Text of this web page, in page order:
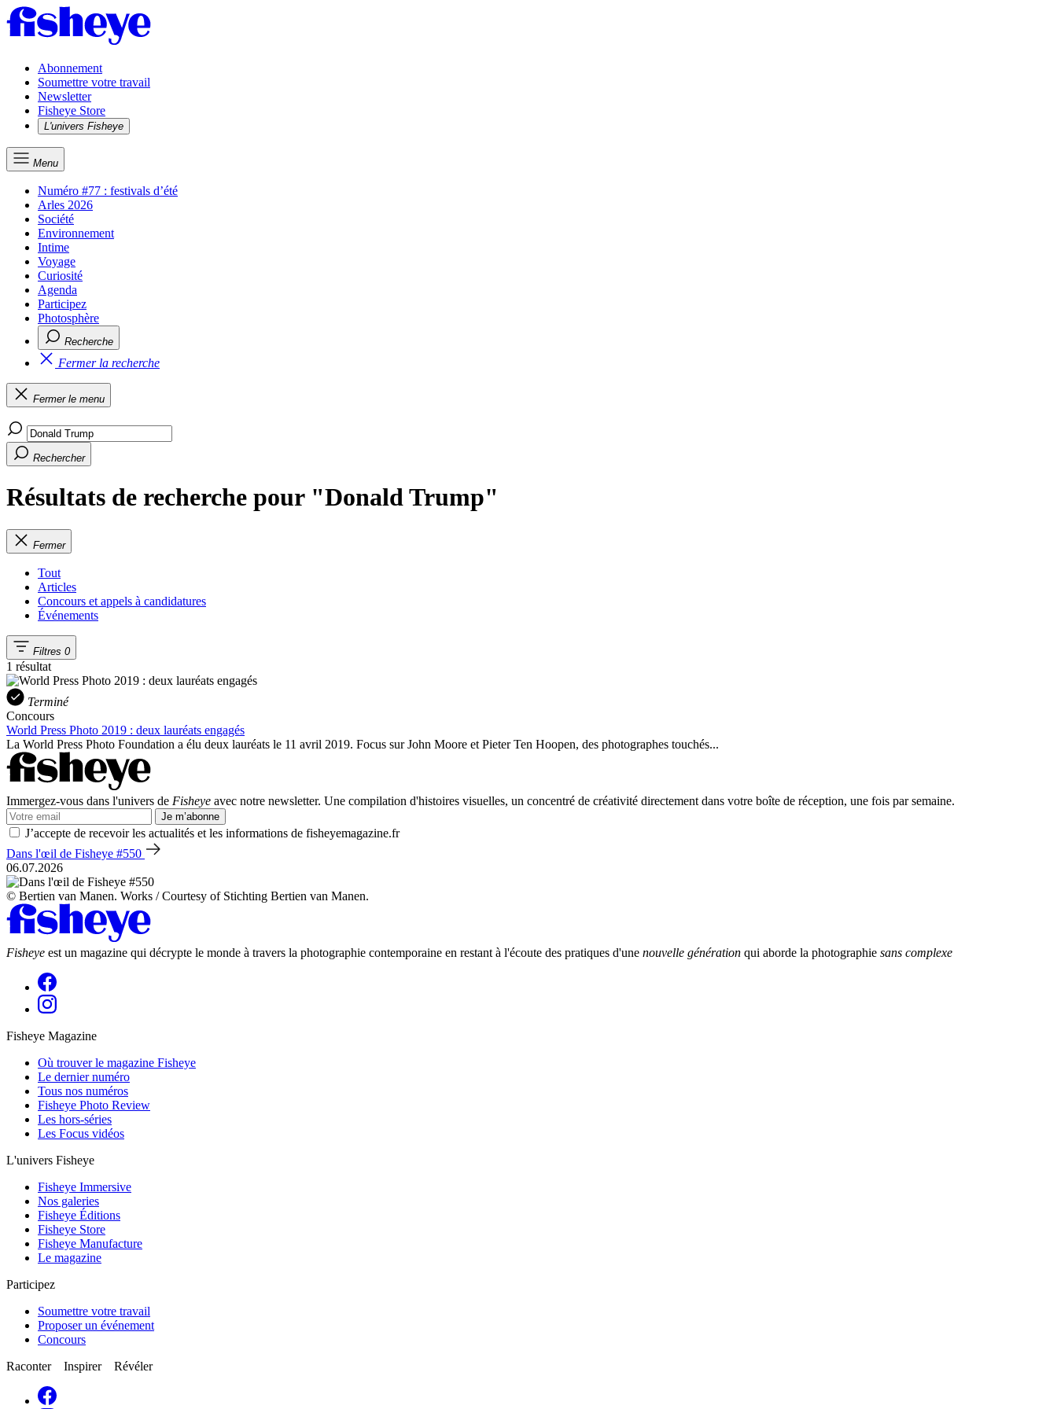
Abonnement
Soumettre votre travail
Newsletter
Fisheye Store
L'univers Fisheye
Menu
Numéro #77 : festivals d’été
Arles 2026
Société
Environnement
Intime
Voyage
Curiosité
Agenda
Participez
Photosphère
Recherche
Fermer la recherche
Fermer le menu
Rechercher
Résultats de recherche pour "Donald Trump"
Fermer
Tout
Articles
Concours et appels à candidatures
Événements
Filtres 0
1 résultat
Terminé
Concours
World Press Photo 2019 : deux lauréats engagés
La World Press Photo Foundation a élu deux lauréats le 11 avril 2019. Focus sur John Moore et Pieter Ten Hoopen, des photographes touchés...
Immergez-vous dans l'univers de Fisheye avec notre newsletter. Une compilation d'histoires visuelles, un concentré de créativité directement dans votre boîte de réception, une fois par semaine.
Je m’abonne
J’accepte de recevoir les actualités et les informations de fisheyemagazine.fr
Dans l'œil de Fisheye #550
06.07.2026
© Bertien van Manen. Works / Courtesy of Stichting Bertien van Manen.
Fisheye est un magazine qui décrypte le monde à travers la photographie contemporaine en restant à l'écoute des pratiques d'une nouvelle génération qui aborde la photographie sans complexe
Fisheye Magazine
Où trouver le magazine Fisheye
Le dernier numéro
Tous nos numéros
Fisheye Photo Review
Les hors-séries
Les Focus vidéos
L'univers Fisheye
Fisheye Immersive
Nos galeries
Fisheye Éditions
Fisheye Store
Fisheye Manufacture
Le magazine
Participez
Soumettre votre travail
Proposer un événement
Concours
Raconter Inspirer Révéler